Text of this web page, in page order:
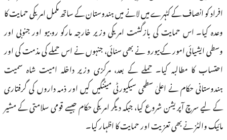
افراد کو انصاف کے کٹہرے میں لانے میں ہندوستان کے ساتھ مکمل امریکی حمایت کا
وعدہ کیا۔ اس حمایت کی بازگشت امریکی وزیر خارجہ مارکو روبیو اور جنوبی اور
وسطی ایشیائی امور کے بیورو نے بھی سنائی، جنہوں نے اس حملے کی مذمت کی اور
احتساب کا مطالبہ کیا۔ حملے کے بعد، مرکزی وزیر داخلہ امیت شاہ سمیت
ہندوستانی حکام نے اعلیٰ سطحی سیکیورٹی میٹنگیں کیں اور ذمہ داروں کی گرفتاری
کے لیے سرچ آپریشن شروع کیا، جبکہ دیگر امریکی حکام جیسے قومی سلامتی کے مشیر
مائیک والٹز نے بھی تعزیت اور حمایت کا اظہار کیا۔